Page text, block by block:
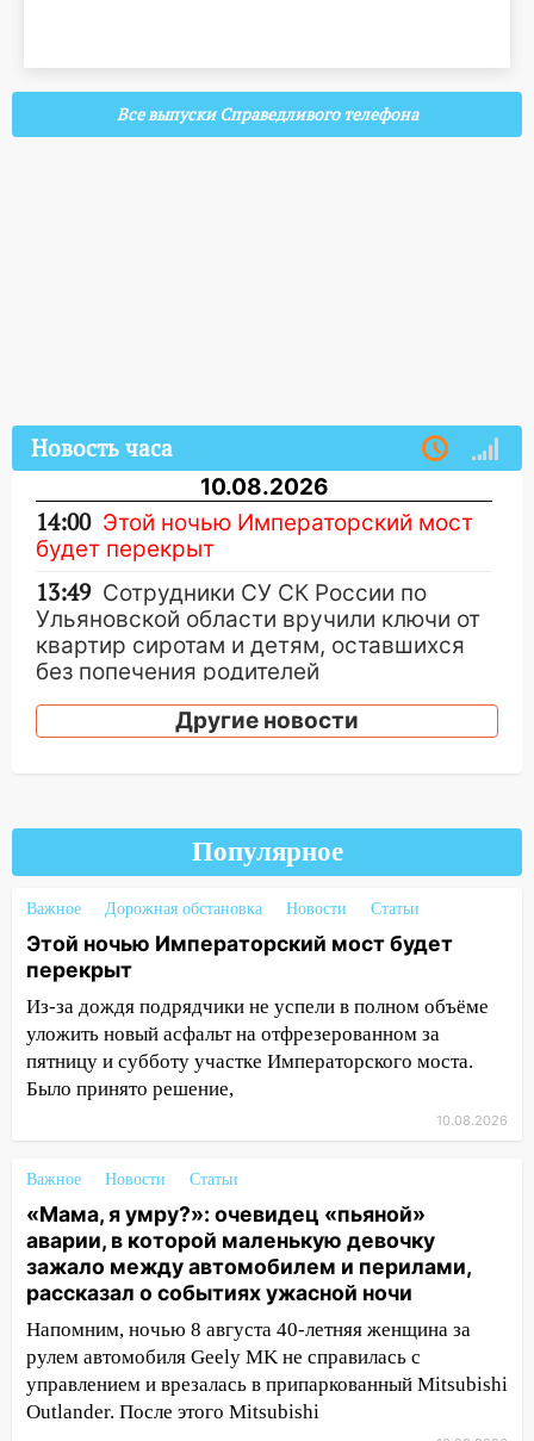
Все выпуски Справедливого телефона
Новость часа
10.08.2026
14:00 Этой ночью Императорский мост
будет перекрыт
13:49 Сотрудники СУ СК России по
Ульяновской области вручили ключи от
квартир сиротам и детям, оставшихся
без попечения родителей
13:36
«Мама, я умру?»: очевидец
«пьяной» аварии, в которой маленькую
17-летний парень находился за
городе: в ГАИ прокомментировали
сегодняшнюю аварию
12:59
выразил соболезнования в связи с
трагедией в Нижнекамске
12:53 Число погибших в Нижнекамске
выросло до 13 человек, среди них есть
12:46
Масштабные поиски на Волге: в
Ульяновской области продолжают
искать пропавшего после крушения
катера блогера
11:53 Стало известно о состоянии
девочки, которую зажало между
автомобилем и перилами во время
«пьяного» ДТП на Федерации
11:29 Сергей Клопков назначен
Другие новости
Популярное
Важное Дорожная обстановка Новости Статьи
Этой ночью Императорский мост будет
перекрыт
Из-за дождя подрядчики не успели в полном объёме
уложить новый асфальт на отфрезерованном за
пятницу и субботу участке Императорского моста.
Было принято решение,
10.08.2026
Важное Новости Статьи
«Мама, я умру?»: очевидец «пьяной»
аварии, в которой маленькую девочку
зажало между автомобилем и перилами,
рассказал о событиях ужасной ночи
Напомним, ночью 8 августа 40-летняя женщина за
рулем автомобиля Geely MK не справилась с
управлением и врезалась в припаркованный Mitsubishi
Outlander. После этого Mitsubishi